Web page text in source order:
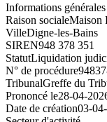
Informations générales
Raison socialeMaison
VilleDigne-les-Bains
SIREN948 378 351
StatutLiquidation
N° de procédure
TribunalGreffe du
Prononcé le28-04-
Date de création03-